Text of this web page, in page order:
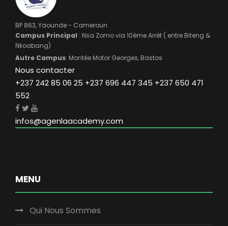
BP 863, Yaounde - Cameroun
Campus Principal : Nsa Zomo via 10ème Arrêt ( entre Biteng &
Nkoabang)
Autre Campus: Montée Motor Georges, Bastos
Nous contacter
+237 242 85 06 25 +237 696 447 345 +237 650 471
552
infos@agenlaacademy.com
MENU
Qui Nous Sommes